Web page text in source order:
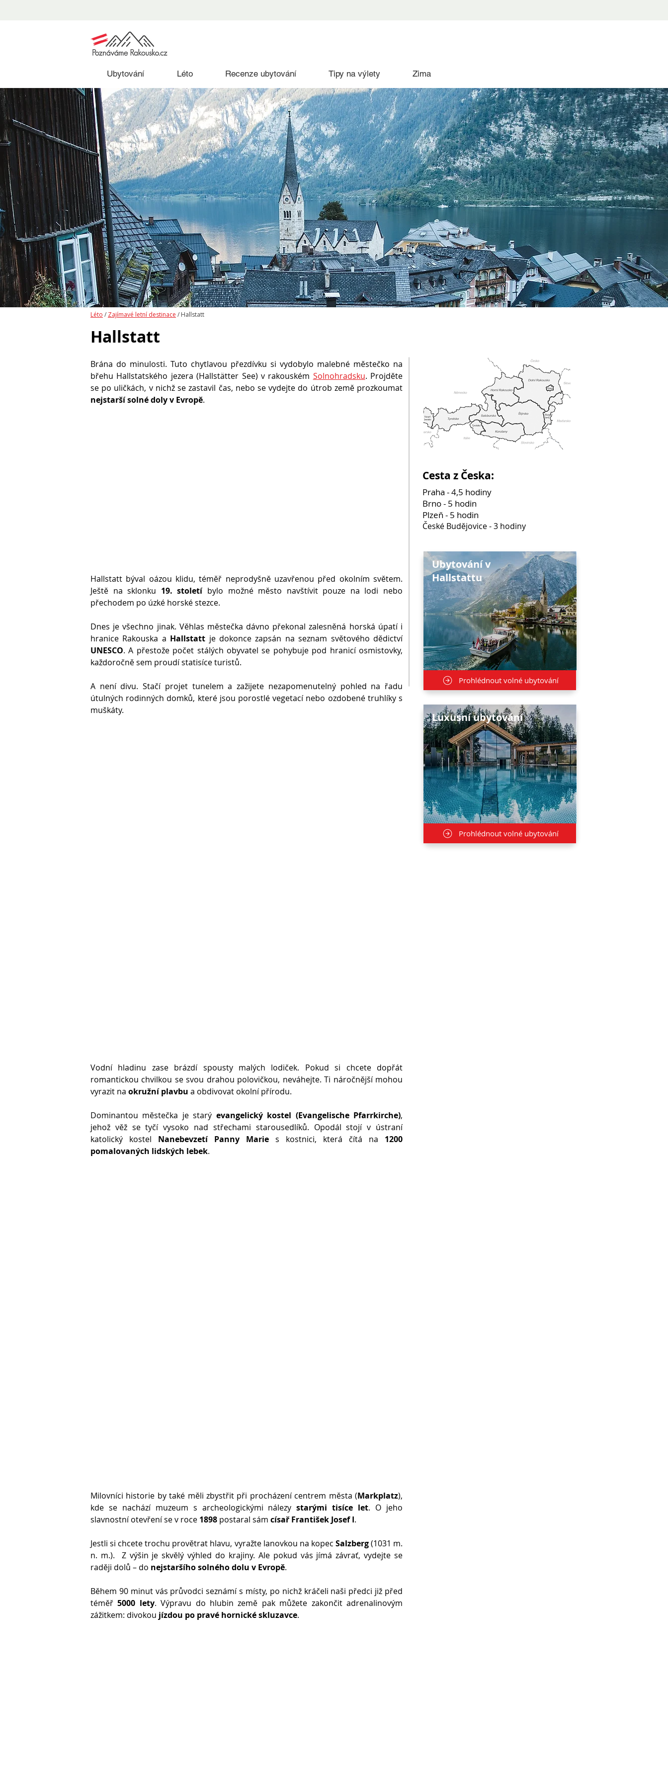
Ubytování Léto Recenze ubytování Tipy na výlety Zima
Léto / Zajímavé letní destinace / Hallstatt
Hallstatt
Brána do minulosti. Tuto chytlavou přezdívku si vydobylo malebné městečko na
břehu Hallstatského jezera (Hallstätter See) v rakouském Solnohradsku. Projděte
se po uličkách, v nichž se zastavil čas, nebo se vydejte do útrob země prozkoumat
nejstarší solné doly v Evropě.
Cesta z Česka:
Praha - 4,5 hodiny
Brno - 5 hodin
Plzeň - 5 hodin
České Budějovice - 3 hodiny
Hallstatt býval oázou klidu, téměř neprodyšně uzavřenou před okolním světem.
Ještě na sklonku 19. stoletíbylo možné město navštívit pouze na lodi nebo
přechodem po úzké horské stezce.
Dnes je všechno jinak. Věhlas městečka dávno překonal zalesněná horská úpatí i
hranice Rakouska a Hallstatt je dokonce zapsán na seznam světového dědictví
UNESCO. A přestože počet stálých obyvatel se pohybuje pod hranicí osmistovky,
každoročně sem proudí statisíce turistů.
A není divu. Stačí projet tunelem a zažijete nezapomenutelný pohled na řadu
útulných rodinných domků, které jsou porostlé vegetací nebo ozdobené truhlíky s
muškáty.
Ubytování v
Hallstattu
Prohlédnout volné ubytování
Luxusní ubytování
Prohlédnout volné ubytování
Vodní hladinu zase brázdí spousty malých lodiček. Pokud si chcete dopřát
romantickou chvilkou se svou drahou polovičkou, neváhejte. Ti náročnější mohou
vyrazit na okružní plavbu a obdivovat okolní přírodu.
Dominantou městečka je starý evangelický kostel (Evangelische Pfarrkirche),
jehož věž se tyčí vysoko nad střechami starousedlíků. Opodál stojí v ústraní
katolický kostel Nanebevzetí Panny Marie s kostnici, která čítá na 1200
pomalovaných lidských lebek.
Milovníci historie by také měli zbystřit při procházení centrem města (Markplatz),
kde se nachází muzeum s archeologickými nálezystarými tisíce let. O jeho
slavnostní otevření se v roce 1898 postaral sám císař František Josef I.
Jestli si chcete trochu provětrat hlavu, vyražte lanovkou na kopec Salzberg(1031 m.
n. m.). Z výšin je skvělý výhled do krajiny. Ale pokud vás jímá závrať, vydejte se
raději dolů – do nejstaršího solného dolu v Evropě.
Během 90 minut vás průvodci seznámí s místy, po nichž kráčeli naši předci již před
téměř5000 lety. Výpravu do hlubin země pak můžete zakončit adrenalinovým
zážitkem: divokou jízdou po pravé hornické skluzavce.